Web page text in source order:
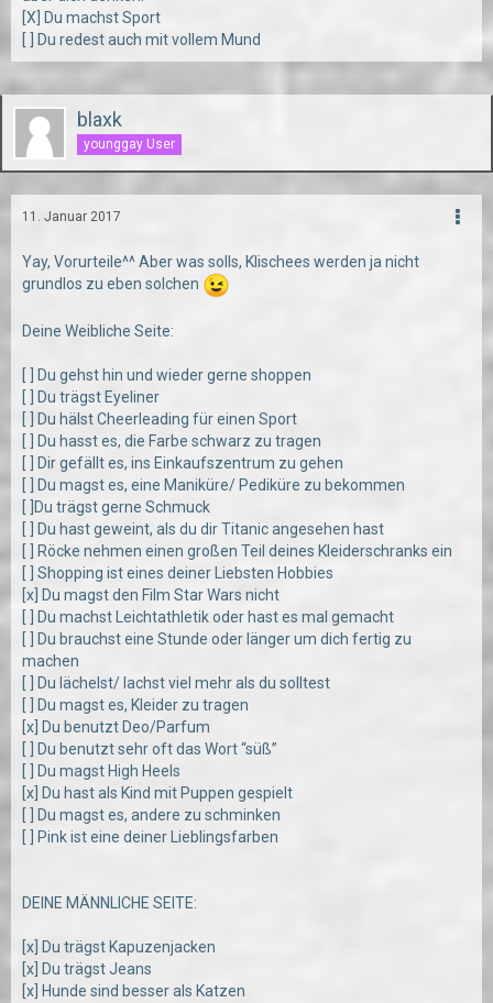
[X] Du machst Sport
[ ] Du redest auch mit vollem Mund
blaxk
younggay User
11. Januar 2017
Yay, Vorurteile^^ Aber was solls, Klischees werden ja nicht
grundlos zu eben solchen
Deine Weibliche Seite:
[ ] Du gehst hin und wieder gerne shoppen
[ ] Du trägst Eyeliner
[ ] Du hälst Cheerleading für einen Sport
[ ] Du hasst es, die Farbe schwarz zu tragen
[ ] Dir gefällt es, ins Einkaufszentrum zu gehen
[ ] Du magst es, eine Maniküre/ Pediküre zu bekommen
[ ]Du trägst gerne Schmuck
[ ] Du hast geweint, als du dir Titanic angesehen hast
[ ] Röcke nehmen einen großen Teil deines Kleiderschranks ein
[ ] Shopping ist eines deiner Liebsten Hobbies
[x] Du magst den Film Star Wars nicht
[ ] Du machst Leichtathletik oder hast es mal gemacht
[ ] Du brauchst eine Stunde oder länger um dich fertig zu
machen
[ ] Du lächelst/ lachst viel mehr als du solltest
[ ] Du magst es, Kleider zu tragen
[x] Du benutzt Deo/Parfum
[ ] Du benutzt sehr oft das Wort “süß”
[ ] Du magst High Heels
[x] Du hast als Kind mit Puppen gespielt
[ ] Du magst es, andere zu schminken
[ ] Pink ist eine deiner Lieblingsfarben
DEINE MÄNNLICHE SEITE:
[x] Du trägst Kapuzenjacken
[x] Du trägst Jeans
[x] Hunde sind besser als Katzen